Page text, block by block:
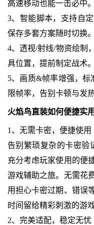
高速移动也能一击必中。
3、智能脚本，支持自
保存多套方案随时切换。
4、透视/射线/物资绘制
具位置，提前制定战术。
5、画质&帧率增强，标
限帧率，告别卡顿与发热
火焰鸟直装如何便捷实用
1、无需卡密，便捷使用
告别繁琐复杂的卡密验
充分考虑玩家使用的便
游戏辅助之旅。无需花
用担心卡密过期、错误
时间留给精彩刺激的游
2、完美适配，稳定无忧